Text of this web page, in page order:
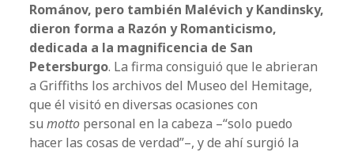
Románov, pero también Malévich y Kandinsky,
dieron forma a Razón y Romanticismo,
dedicada a la magnificencia de San
Petersburgo. La firma consiguió que le abrieran
a Griffiths los archivos del Museo del Hemitage,
que él visitó en diversas ocasiones con
sumotto personal en la cabeza –“solo puedo
hacer las cosas de verdad”–, y de ahí surgió la